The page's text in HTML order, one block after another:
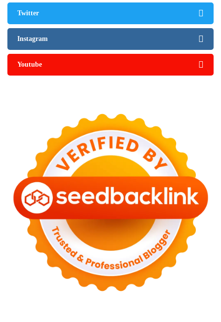
Twitter
Instagram
Youtube